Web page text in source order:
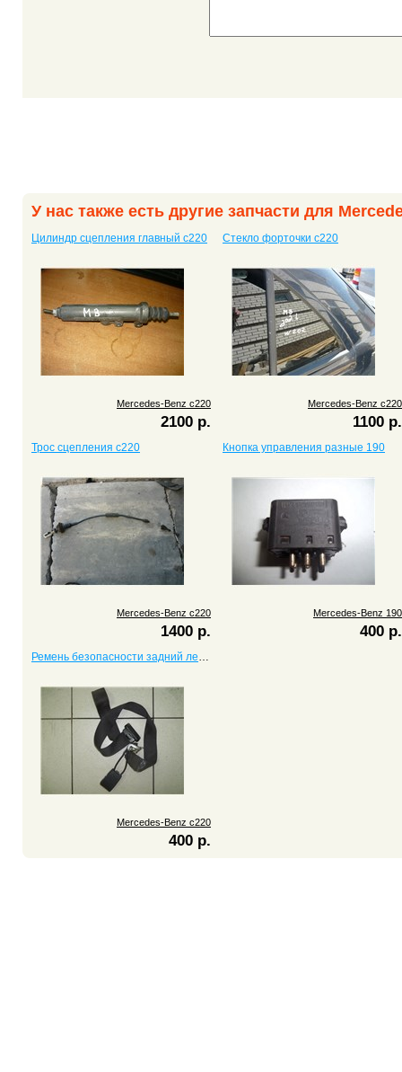
У нас также есть другие запчасти для
Цилиндр сцепления главный c220
Mercedes-Benz c220
2100 р.
Стекло форточки c220
Mercedes-Benz c220
1100 р.
Трос сцепления c220
Mercedes-Benz c220
1400 р.
Кнопка управления разные 190
Mercedes-Benz 190
400 р.
Ремень безопасности задний левый c220
Mercedes-Benz c220
400 р.